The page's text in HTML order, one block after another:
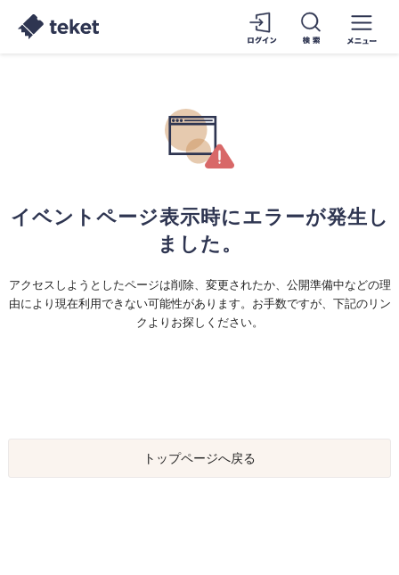
イベントページ表示時にエラーが発生し
ました。
アクセスしようとしたページは削除、変更されたか、公開準備中などの理
由により現在利用できない可能性があります。お手数ですが、下記のリン
クよりお探しください。
トップページへ戻る